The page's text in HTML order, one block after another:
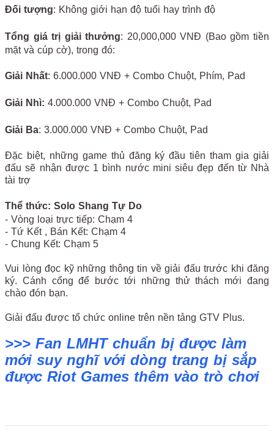
Đối tượng: Không giới hạn độ tuổi hay trình độ
Tổng giá trị giải thưởng: 20,000,000 VNĐ (Bao gồm tiền
mặt và cúp cờ), trong đó:
Giải Nhất: 6.000.000 VNĐ + Combo Chuột, Phím, Pad
Giải Nhì: 4.000.000 VNĐ + Combo Chuột, Pad
Giải Ba: 3.000.000 VNĐ + Combo Chuột, Pad
Đặc biệt, những game thủ đăng ký đầu tiên tham gia giải
đấu sẽ nhận được 1 bình nước mini siêu đẹp đến từ Nhà
tài trợ
Thể thức: Solo Shang Tự Do
- Vòng loại trực tiếp: Chạm 4
- Tứ Kết , Bán Kết: Chạm 4
- Chung Kết: Chạm 5
Vui lòng đọc kỹ những thông tin về giải đấu trước khi đăng
ký. Cánh cổng để bước tới những thử thách mới đang
chào đón bạn.
Giải đấu được tổ chức online trên nền tảng GTV Plus.
>>> Fan LMHT chuẩn bị được làm
mới suy nghĩ với dòng trang bị sắp
được Riot Games thêm vào trò chơi